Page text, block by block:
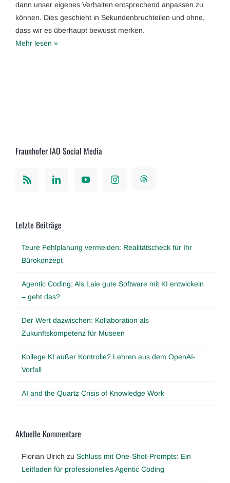
dann unser eigenes Verhalten entsprechend anpassen zu
können. Dies geschieht in Sekundenbruchteilen und ohne,
dass wir es überhaupt bewusst merken.
Mehr lesen »
Fraunhofer IAO Social Media
Letzte Beiträge
Teure Fehlplanung vermeiden: Realitätscheck für Ihr
Bürokonzept
Agentic Coding: Als Laie gute Software mit KI entwickeln
– geht das?
Der Wert dazwischen: Kollaboration als
Zukunftskompetenz für Museen
Kollege KI außer Kontrolle? Lehren aus dem OpenAI-
Vorfall
AI and the Quartz Crisis of Knowledge Work
Aktuelle Kommentare
Florian Ulrich zu Schluss mit One-Shot-Prompts: Ein
Leitfaden für professionelles Agentic Coding